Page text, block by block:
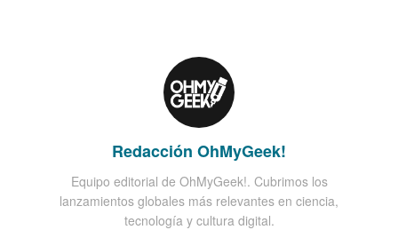
Redacción OhMyGeek!
Equipo editorial de OhMyGeek!. Cubrimos los
lanzamientos globales más relevantes en ciencia,
tecnología y cultura digital.